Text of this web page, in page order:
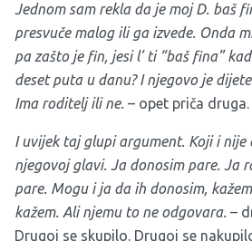
Jednom sam rekla da je moj D. baš
presvuče malog ili ga izvede. Onda
pa zašto je fin, jesi l’ ti “baš fina”
deset puta u danu? I njegovo je
Ima roditelj ili ne. – opet priča druga.
I uvijek taj glupi argument. Koji i nije
njegovoj glavi. Ja donosim pare. Ja
pare. Mogu i ja da ih donosim,
kažem. Ali njemu to ne odgovara. –
Drugoj se skupilo. Drugoj se